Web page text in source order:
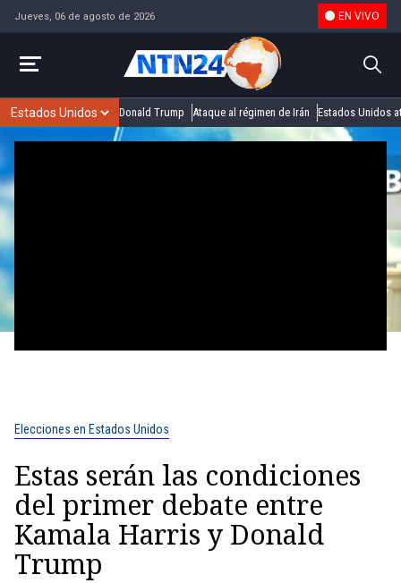
Jueves, 06 de agosto de 2026 EN VIVO
Donald Trump Ataque al régimen de Irán Estados Unidos
Elecciones en Estados Unidos
Estas serán las condiciones
del primer debate entre
Kamala Harris y Donald
Trump